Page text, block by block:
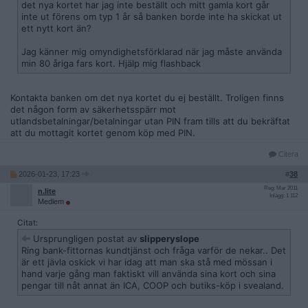
det nya kortet har jag inte beställt och mitt gamla kort går
inte ut förens om typ 1 år så banken borde inte ha skickat ut
ett nytt kort än?
Jag känner mig omyndighetsförklarad när jag måste använda
min 80 åriga fars kort. Hjälp mig flashback
Kontakta banken om det nya kortet du ej beställt. Troligen finns
det någon form av säkerhetsspärr mot
utlandsbetalningar/betalningar utan PIN fram tills att du bekräftat
att du mottagit kortet genom köp med PIN.
Citera
2026-01-23, 17:23 #38
n.lite
Medlem
Reg: Mar 2011
Inlägg: 1 112
Citat:
Ursprungligen postat av slipperyslope
Ring bank-fittornas kundtjänst och fråga varför de nekar.. Det
är ett jävla oskick vi har idag att man ska stå med mössan i
hand varje gång man faktiskt vill använda sina kort och sina
pengar till nåt annat än ICA, COOP och butiks-köp i svealand.